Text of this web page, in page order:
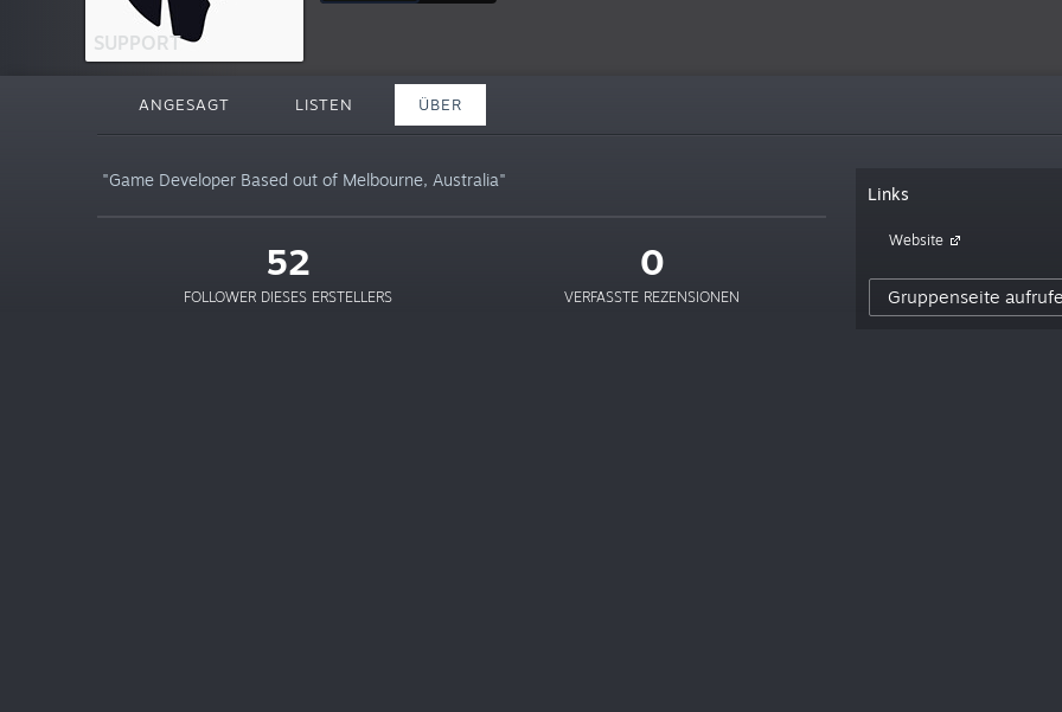
SUPPORT
ANGESAGT LISTEN ÜBER
"Game Developer Based out of Melbourne, Australia"
52
FOLLOWER DIESES ERSTELLERS
0
VERFASSTE REZENSIONEN
Links
Website
Gruppenseite